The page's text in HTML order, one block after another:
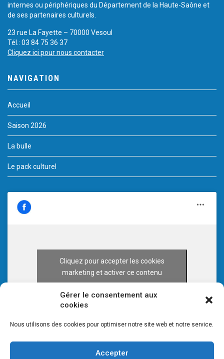
Gérer le consentement aux
cookies
Nous utilisons des cookies pour optimiser notre site web et notre service.
Accepter
internes ou périphériques du Département de la Haute-Saône et
de ses partenaires culturels.
23 rue La Fayette – 70000 Vesoul
Tél.: 03 84 75 36 37
Cliquez ici pour nous contacter
NAVIGATION
Accueil
Saison 2026
La bulle
Le pack culturel
Cliquez pour accepter les cookies
marketing et activer ce contenu